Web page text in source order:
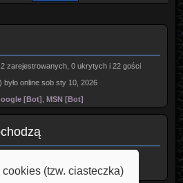
(tzw. ciasteczka)
zarejestrowanych, 0 ukrytych i 22 gości
było online sob sty 10, 2026
[Bot] MSN [Bot]